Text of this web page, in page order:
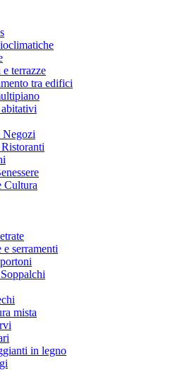
terrazze
tra edifici
Cultura
e serramenti
mista
in legno